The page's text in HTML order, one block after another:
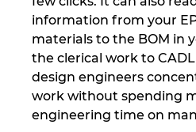
information from your
materials to the BOM in
the clerical work to
design engineers
work without spending
engineering time on
Norway
Peru
Philippines